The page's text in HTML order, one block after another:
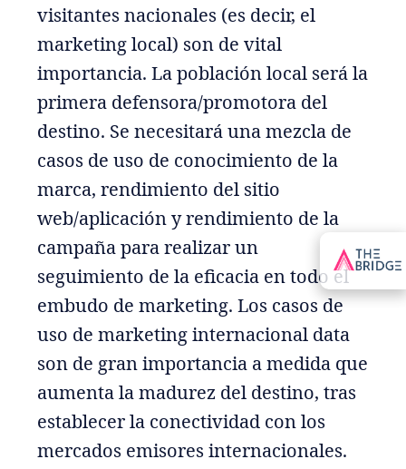
visitantes nacionales (es decir, el
marketing local) son de vital
importancia. La población local será la
primera defensora/promotora del
destino. Se necesitará una mezcla de
casos de uso de conocimiento de la
marca, rendimiento del sitio
web/aplicación y rendimiento de la
campaña para realizar un
seguimiento de la eficacia en todo el
embudo de marketing. Los casos de
uso de marketing internacional data
son de gran importancia a medida que
aumenta la madurez del destino, tras
establecer la conectividad con los
mercados emisores internacionales.